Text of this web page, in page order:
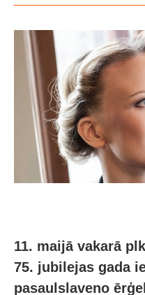
11. maijā vakarā
75. jubilejas gada
pasaulslaveno